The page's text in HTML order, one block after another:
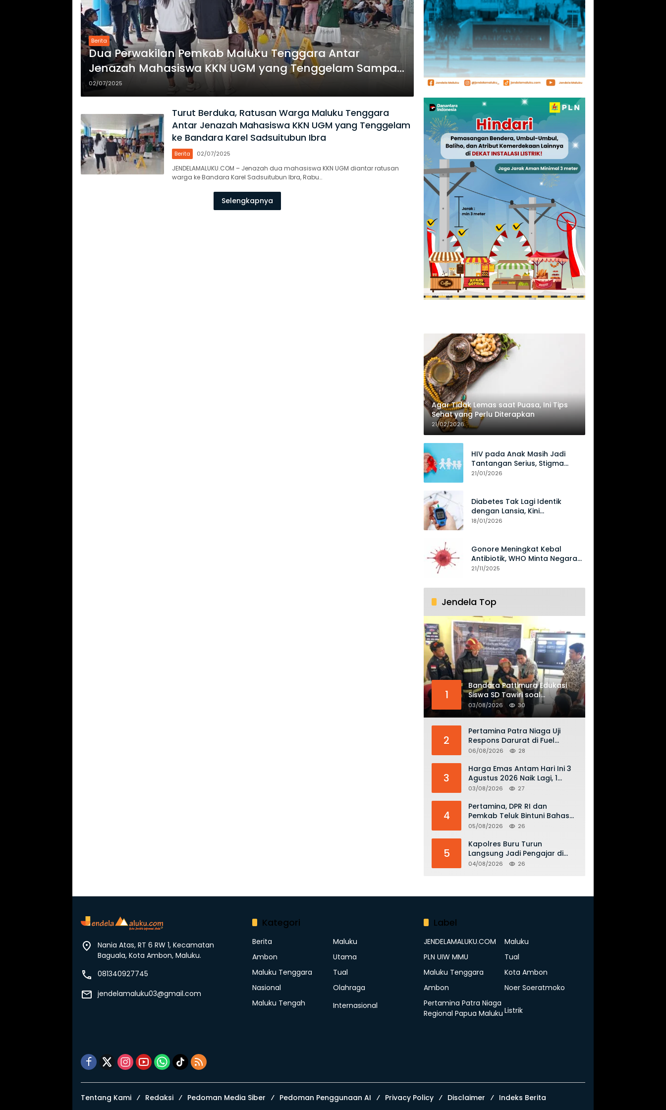
Berita
Dua Perwakilan Pemkab Maluku Tenggara Antar
Jenazah Mahasiswa KKN UGM yang Tenggelam Sampai
Kampung Halaman
02/07/2025
Turut Berduka, Ratusan Warga Maluku Tenggara
Antar Jenazah Mahasiswa KKN UGM yang Tenggelam
ke Bandara Karel Sadsuitubun Ibra
Berita 02/07/2025
JENDELAMALUKU.COM – Jenazah dua mahasiswa KKN UGM diantar ratusan
warga ke Bandara Karel Sadsuitubun Ibra, Rabu…
Selengkapnya
Agar Tidak Lemas saat Puasa, Ini Tips
Sehat yang Perlu Diterapkan
21/02/2026
HIV pada Anak Masih Jadi
Tantangan Serius, Stigma
Hambat Akses Perawatan
21/01/2026
Diabetes Tak Lagi Identik
dengan Lansia, Kini
Mengancam Generasi Muda
18/01/2026
Gonore Meningkat Kebal
Antibiotik, WHO Minta Negara
Perkuat Surveilans
21/11/2025
Jendela Top
1
Bandara Pattimura Edukasi
Siswa SD Tawiri soal
Keselamatan Penerbangan
dan Bahaya Bermain Layang-
03/08/2026 30
2
Pertamina Patra Niaga Uji
Respons Darurat di Fuel
Terminal Biak, Antisipasi Risiko
BBM
06/08/2026 28
3
Harga Emas Antam Hari Ini 3
Agustus 2026 Naik Lagi, 1
Gram Tembus Rp 2,61 Juta
03/08/2026 27
4
Pertamina, DPR RI dan
Pemkab Teluk Bintuni Bahas
Penguatan Distribusi BBM dan
05/08/2026 26
5
Kapolres Buru Turun
Langsung Jadi Pengajar di
SMAN 2, Edukasi Kesadaran
04/08/2026 26
Nania Atas, RT 6 RW 1, Kecamatan
Baguala, Kota Ambon, Maluku.
081340927745
jendelamaluku03@gmail.com
Kategori
Berita
Maluku
Ambon
Utama
Maluku Tenggara
Tual
Nasional
Olahraga
Maluku Tengah
Internasional
Label
JENDELAMALUKU.COM
Maluku
PLN UIW MMU
Tual
Maluku Tenggara
Kota Ambon
Ambon
Noer Soeratmoko
Pertamina Patra Niaga
Regional Papua Maluku Listrik
Tentang Kami Redaksi Pedoman Media Siber Pedoman Penggunaan AI Privacy Policy Disclaimer Indeks Berita